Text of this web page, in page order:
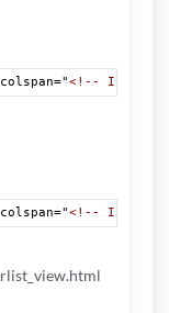
<!-- IF
<!-- IF